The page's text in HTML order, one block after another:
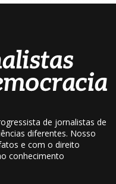
de jornalistas de
diferentes. Nosso
e com o direito
conhecimento